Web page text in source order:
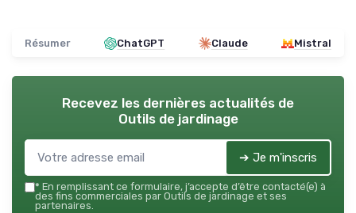
Résumer ChatGPT Claude Mistral
Recevez les dernières actualités de
Outils de jardinage
➔ Je m'inscris
* En remplissant ce formulaire, j’accepte d’être contacté(e) à
des fins commerciales par Outils de jardinage et ses
partenaires.